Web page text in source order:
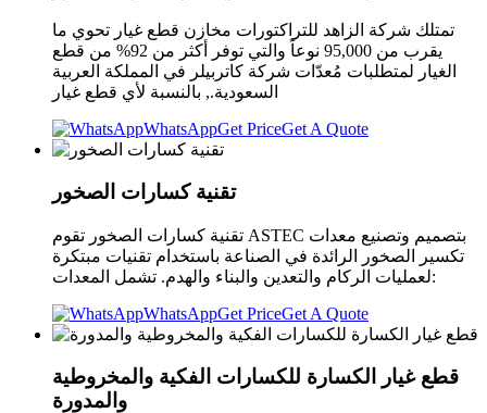
تمتلك شركة الزاهد للتراكتورات مخازن قطع غيار تحوي ما
يقرب من 95,000 نوعاً والتي توفر أكثر من 92% من قطع
الغيار لمتطلبات مُعدّات شركة كاتربيلر في المملكة العربية
السعودية., بالنسبة لأي قطع غيار
WhatsAppGet PriceGet A Quote
تقنية كسارات الصخور
تقنية كسارات الصخور تقوم ASTEC بتصميم وتصنيع معدات
تكسير الصخور الرائدة في الصناعة باستخدام تقنيات مبتكرة
لعمليات الركام والتعدين والبناء والهدم. تشمل المعدات:
WhatsAppGet PriceGet A Quote
قطع غيار الكسارة للكسارات الفكية والمخروطية
والمدورة